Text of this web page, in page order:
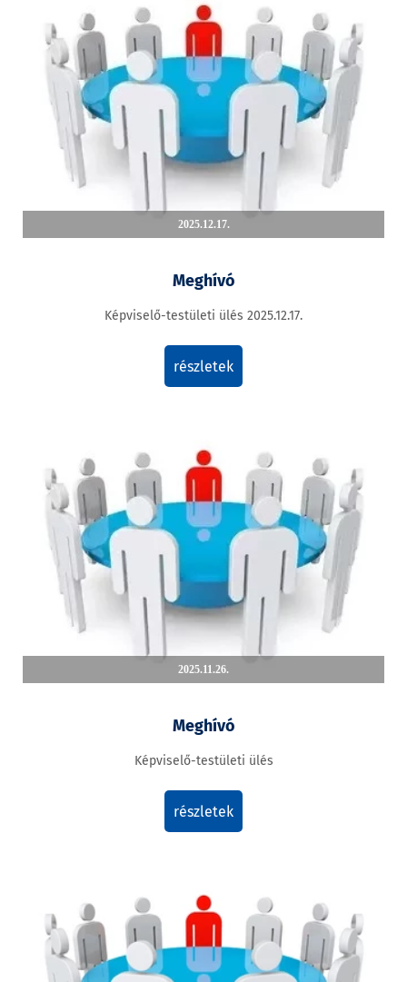
2025.12.17.
Meghívó
Képviselő-testületi ülés 2025.12.17.
részletek
2025.11.26.
Meghívó
Képviselő-testületi ülés
részletek